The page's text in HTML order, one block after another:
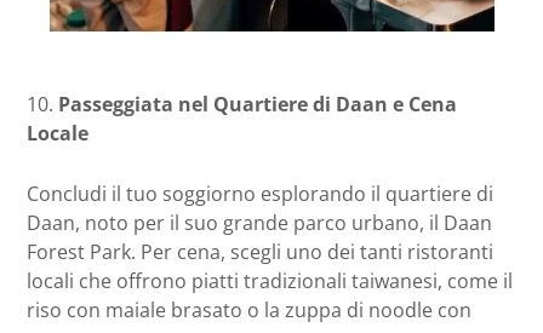
10. Passeggiata nel Quartiere di Daan e Cena
Locale
Concludi il tuo soggiorno esplorando il quartiere di
Daan, noto per il suo grande parco urbano, il Daan
Forest Park. Per cena, scegli uno dei tanti ristoranti
locali che offrono piatti tradizionali taiwanesi, come il
riso con maiale brasato o la zuppa di noodle con